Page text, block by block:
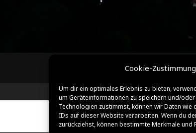
Cookie-
Um dir ein optimales Erlebnis zu bieten,
um Geräteinformationen zu speichern und/
Technologien zustimmst, können wir Daten
IDs auf dieser Website verarbeiten. Wenn du
zurückziehst, können bestimmte Merkmale und